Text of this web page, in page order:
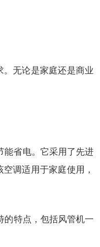
无论是家庭还是商业
能省电。它采用了先进
调适用于家庭使用，
的特点，包括风管机一